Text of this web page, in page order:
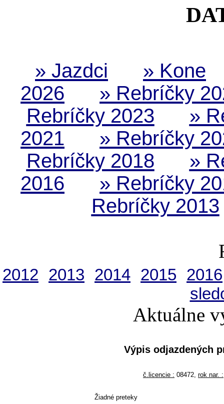
» Jazdci
» Kone
2026
» Rebríčky
Rebríčky 2023
»
2021
» Rebríčky
Rebríčky 2018
»
2016
» Rebríčky
Rebríčky 2013
2012 2013 2014 2015
2016
Aktuálne
Výpis odjazdených
č.licencie : 08472, rok nar. :
Žiadné preteky